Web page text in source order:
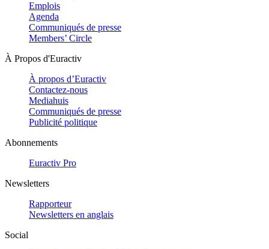
Emplois
Agenda
Communiqués de presse
Members’ Circle
À Propos d'Euractiv
À propos d’Euractiv
Contactez-nous
Mediahuis
Communiqués de presse
Publicité politique
Abonnements
Euractiv Pro
Newsletters
Rapporteur
Newsletters en anglais
Social